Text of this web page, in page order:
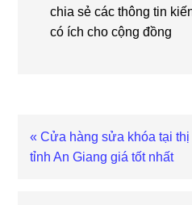
chia sẻ các thông tin
có ích cho cộng đồng
Bài
viết
« Cửa hàng sửa khóa tại
tỉnh An Giang giá tốt nhất